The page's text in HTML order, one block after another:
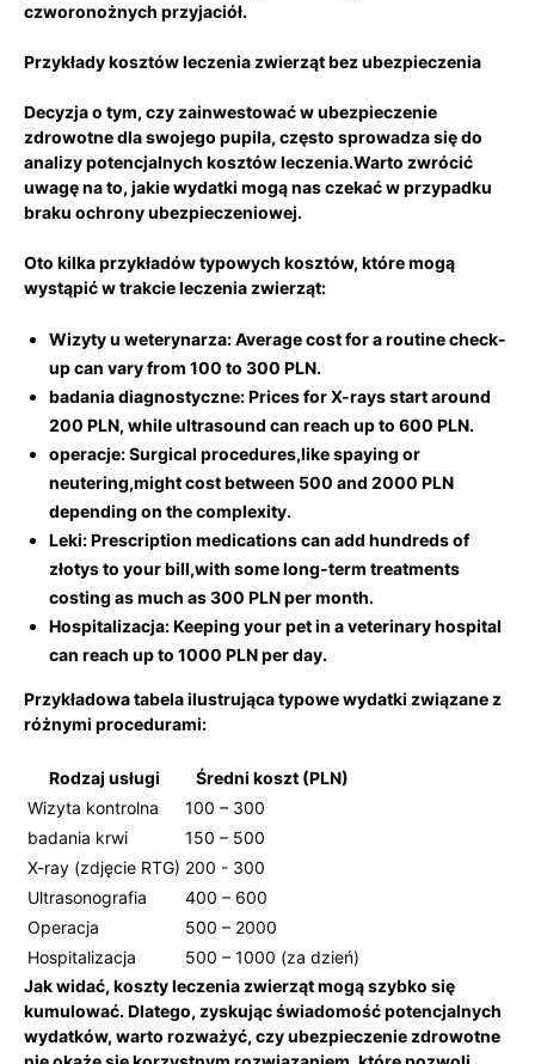
czworonożnych ​przyjaciół.
Przykłady kosztów leczenia zwierząt bez ubezpieczenia
Decyzja o tym, czy ‌zainwestować w ⁤ubezpieczenie
zdrowotne dla swojego pupila, często sprowadza się do
analizy potencjalnych kosztów leczenia.Warto zwrócić⁤
uwagę na ​to, jakie ‍wydatki mogą nas czekać w przypadku
braku ​ochrony ubezpieczeniowej.
Oto kilka przykładów typowych kosztów, które mogą
wystąpić w trakcie leczenia zwierząt:
Wizyty u weterynarza:Average cost for a routine check-
up can vary from 100 to 300 PLN.
badania diagnostyczne:Prices for X-rays start around
200 PLN, while ultrasound can reach up ⁢to 600 PLN.
operacje:Surgical procedures,like spaying or
neutering,might cost between 500 and 2000 PLN
‍depending on the complexity.
Leki:Prescription medications can ⁤add hundreds of
złotys to your bill,with some long-term treatments
costing as much as⁣ 300 PLN per month.
Hospitalizacja:Keeping your pet in​ a veterinary ‌hospital
can ⁤reach up to 1000 PLN per day.
Przykładowa tabela ilustrująca typowe wydatki ‍związane z
różnymi procedurami:
Rodzaj usługi
Średni koszt (PLN)
Wizyta kontrolna
100 – 300
badania krwi
150 – 500
X-ray (zdjęcie RTG) 200⁢ -⁣ 300
Ultrasonografia
400 – 600
Operacja
500 – 2000
Hospitalizacja
500 – 1000 (za dzień)
Jak widać, koszty⁤ leczenia‍ zwierząt mogą szybko ⁤się⁤
kumulować. Dlatego, zyskując ⁤świadomość potencjalnych
wydatków, warto rozważyć,‌ czy ubezpieczenie zdrowotne